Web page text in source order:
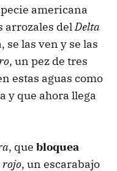
americana
arrozales delDelta
se las ven y se las
, un pez de tres
estas aguas como
y que ahora llega
, que bloquea
rojo, un escarabajo